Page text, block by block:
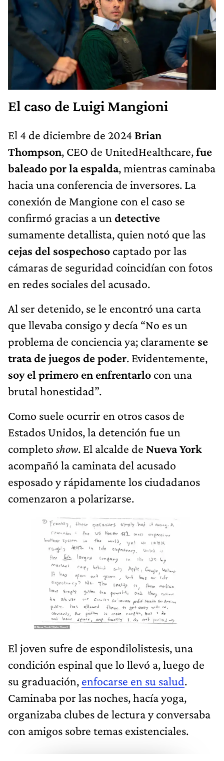
El caso de Luigi Mangioni
El 4 de diciembre de 2024 Brian
Thompson, CEO de UnitedHealthcare,fue
baleado por la espalda, mientras caminaba
hacia una conferencia de inversores. La
conexión de Mangione con el caso se
confirmó gracias a un detective
sumamente detallista, quien notó que las
cejas del sospechoso captado por las
cámaras de seguridad coincidían con fotos
en redes sociales del acusado.
Al ser detenido, se le encontró una carta
que llevaba consigo y decía “No es un
problema de conciencia ya; claramente se
trata de juegos de poder. Evidentemente,
soy el primero en enfrentarlo con una
brutal honestidad”.
Como suele ocurrir en otros casos de
Estados Unidos, la detención fue un
completo show. El alcalde de Nueva York
acompañó la caminata del acusado
esposado y rápidamente los ciudadanos
comenzaron a polarizarse.
El joven sufre de espondilolistesis, una
condición espinal que lo llevó a, luego de
su graduación, enfocarse en su salud.
Caminaba por las noches, hacía yoga,
organizaba clubes de lectura y conversaba
con amigos sobre temas existenciales.